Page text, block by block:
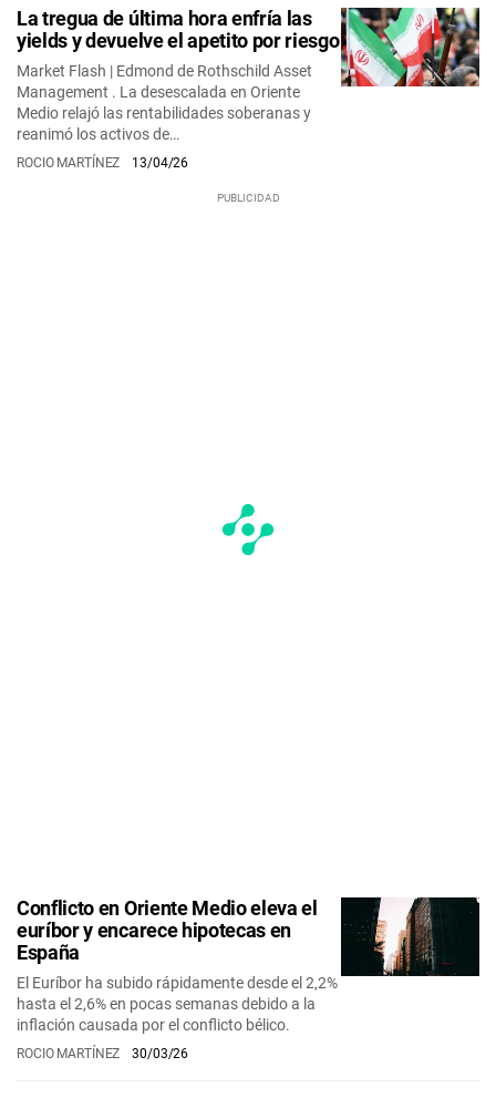
La tregua de última hora enfría las
yields y devuelve el apetito por riesgo
Market Flash | Edmond de Rothschild Asset
Management . La desescalada en Oriente
Medio relajó las rentabilidades soberanas y
reanimó los activos de…
ROCIO MARTÍNEZ 13/04/26
Conflicto en Oriente Medio eleva el
euríbor y encarece hipotecas en
España
El Euríbor ha subido rápidamente desde el 2,2%
hasta el 2,6% en pocas semanas debido a la
inflación causada por el conflicto bélico.
ROCIO MARTÍNEZ 30/03/26